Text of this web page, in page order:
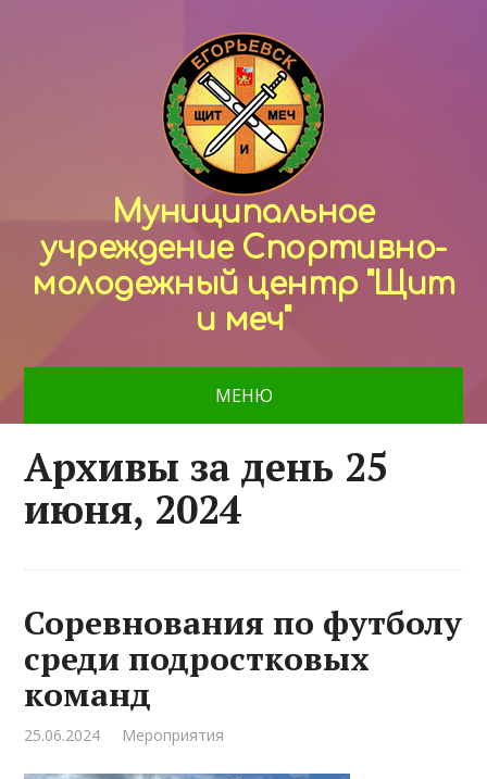
Муниципальное
учреждение Спортивно-
молодежный центр "Щит
и меч"
МЕНЮ
Архивы за день 25
июня, 2024
Соревнования по футболу
среди подростковых
команд
25.06.2024 Мероприятия